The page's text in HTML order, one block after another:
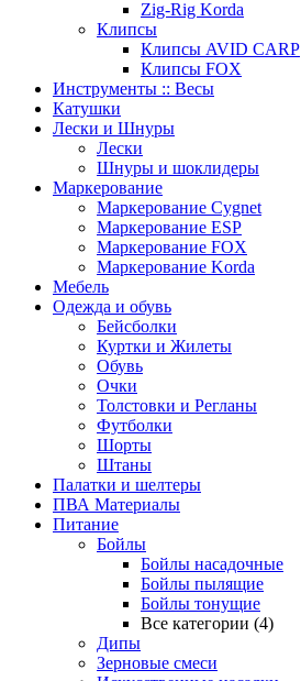
Zig-Rig Korda
Клипсы
Клипсы AVID CARP
Клипсы FOX
Инструменты :: Весы
Катушки
Лески и Шнуры
Лески
Шнуры и шоклидеры
Маркерование
Маркерование Cygnet
Маркерование ESP
Маркерование FOX
Маркерование Korda
Мебель
Одежда и обувь
Бейсболки
Куртки и Жилеты
Обувь
Очки
Толстовки и Регланы
Футболки
Шорты
Штаны
Палатки и шелтеры
ПВА Материалы
Питание
Бойлы
Бойлы насадочные
Бойлы пылящие
Бойлы тонущие
Все категории (4)
Дипы
Зерновые смеси